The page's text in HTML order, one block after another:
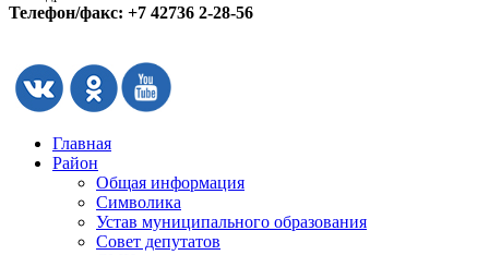
Телефон/факс: +7 42736 2-28-56
Главная
Район
Общая информация
Символика
Устав муниципального образования
Совет депутатов